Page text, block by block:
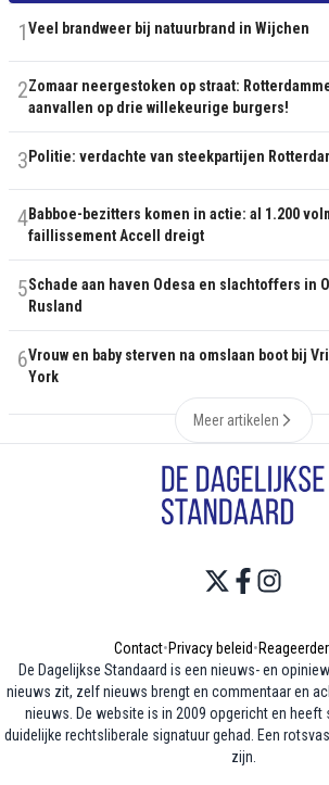
1Veel brandweer bij natuurbrand in Wijchen
2Zomaar neergestoken op straat:
aanvallen op drie willekeurige burgers!
3 Politie: verdachte van steekpartijen
4Babboe-bezitters komen in actie: al 1.200
faillissement Accell dreigt
5Schade aan haven Odesa en slachtoffers in
Rusland
6Vrouw en baby sterven na omslaan boot bij
York
Meer artikelen
Contact•Privacy beleid•
De Dagelijkse Standaard is een nieuws- en
nieuws zit, zelf nieuws brengt en commentaar en
nieuws. De website is in 2009 opgericht en heeft
duidelijke rechtsliberale signatuur gehad. Een
zijn.